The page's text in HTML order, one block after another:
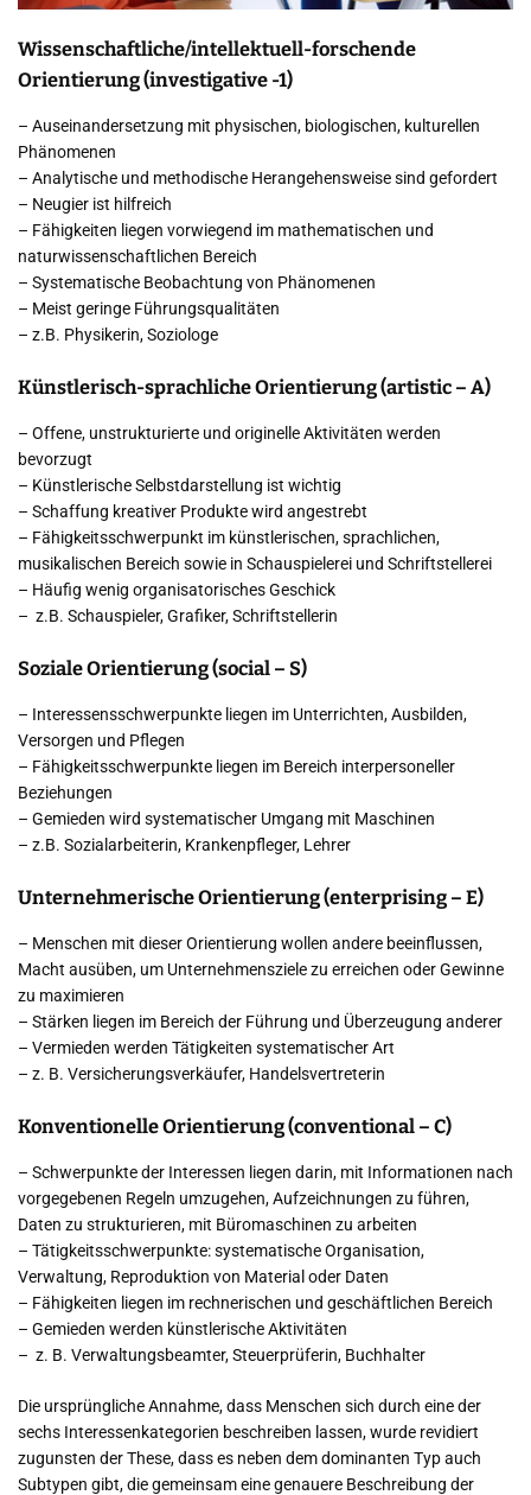
Wissenschaftliche/intellektuell-forschende
Orientierung (investigative -1)
– Auseinandersetzung mit physischen, biologischen, kulturellen
Phänomenen
– Analytische und methodische Herangehensweise sind gefordert
– Neugier ist hilfreich
– Fähigkeiten liegen vorwiegend im mathematischen und
naturwissenschaftlichen Bereich
– Systematische Beobachtung von Phänomenen
– Meist geringe Führungsqualitäten
– z.B. Physikerin, Soziologe
Künstlerisch-sprachliche Orientierung (artistic – A)
– Offene, unstrukturierte und originelle Aktivitäten werden
bevorzugt
– Künstlerische Selbstdarstellung ist wichtig
– Schaffung kreativer Produkte wird angestrebt
– Fähigkeitsschwerpunkt im künstlerischen, sprachlichen,
musikalischen Bereich sowie in Schauspielerei und Schriftstellerei
– Häufig wenig organisatorisches Geschick
– z.B. Schauspieler, Grafiker, Schriftstellerin
Soziale Orientierung (social – S)
– Interessensschwerpunkte liegen im Unterrichten, Ausbilden,
Versorgen und Pflegen
– Fähigkeitsschwerpunkte liegen im Bereich interpersoneller
Beziehungen
– Gemieden wird systematischer Umgang mit Maschinen
– z.B. Sozialarbeiterin, Krankenpfleger, Lehrer
Unternehmerische Orientierung (enterprising – E)
– Menschen mit dieser Orientierung wollen andere beeinflussen,
Macht ausüben, um Unternehmensziele zu erreichen oder Gewinne
zu maximieren
– Stärken liegen im Bereich der Führung und Überzeugung anderer
– Vermieden werden Tätigkeiten systematischer Art
– z. B. Versicherungsverkäufer, Handelsvertreterin
Konventionelle Orientierung (conventional – C)
– Schwerpunkte der Interessen liegen darin, mit Informationen nach
vorgegebenen Regeln umzugehen, Aufzeichnungen zu führen,
Daten zu strukturieren, mit Büromaschinen zu arbeiten
– Tätigkeitsschwerpunkte: systematische Organisation,
Verwaltung, Reproduktion von Material oder Daten
– Fähigkeiten liegen im rechnerischen und geschäftlichen Bereich
– Gemieden werden künstlerische Aktivitäten
– z. B. Verwaltungsbeamter, Steuerprüferin, Buchhalter
Die ursprüngliche Annahme, dass Menschen sich durch eine der
sechs Interessenkategorien beschreiben lassen, wurde revidiert
zugunsten der These, dass es neben dem dominanten Typ auch
Subtypen gibt, die gemeinsam eine genauere Beschreibung der